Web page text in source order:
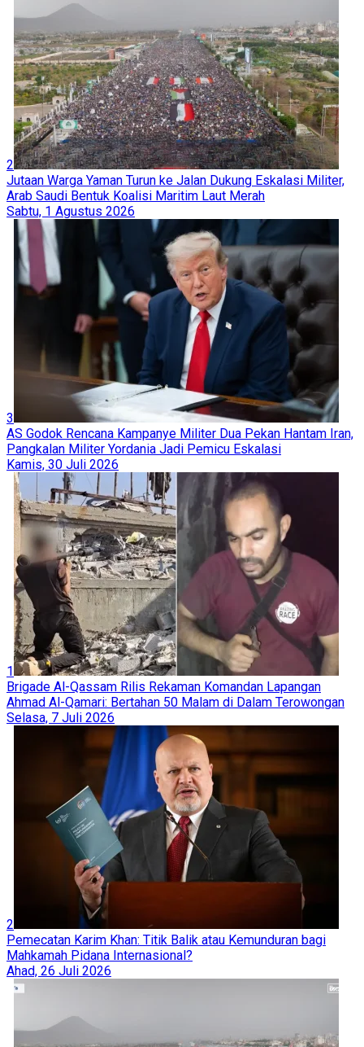
2
Jutaan Warga Yaman Turun ke Jalan Dukung Eskalasi Militer,
Arab Saudi Bentuk Koalisi Maritim Laut Merah
Sabtu, 1 Agustus 2026
3
AS Godok Rencana Kampanye Militer Dua Pekan Hantam Iran,
Pangkalan Militer Yordania Jadi Pemicu Eskalasi
Kamis, 30 Juli 2026
1
Brigade Al-Qassam Rilis Rekaman Komandan Lapangan
Ahmad Al-Qamari: Bertahan 50 Malam di Dalam Terowongan
Selasa, 7 Juli 2026
2
Pemecatan Karim Khan: Titik Balik atau Kemunduran bagi
Mahkamah Pidana Internasional?
Ahad, 26 Juli 2026